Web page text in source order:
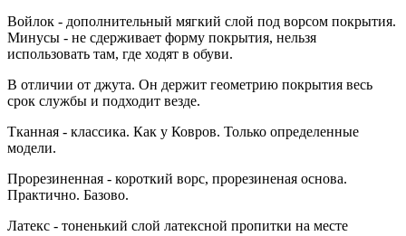
Войлок - дополнительный мягкий слой под ворсом покрытия.
Минусы - не сдерживает форму покрытия, нельзя
использовать там, где ходят в обуви.
В отличии от джута. Он держит геометрию покрытия весь
срок службы и подходит везде.
Тканная - классика. Как у Ковров. Только определенные
модели.
Прорезиненная - короткий ворс, прорезиненая основа.
Практично. Базово.
Латекс - тоненький слой латексной пропитки на месте